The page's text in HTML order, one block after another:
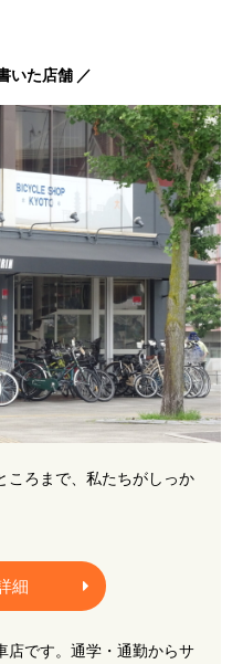
いた店舗 ／
ころまで、私たちがしっか
細
店です。通学・通勤からサ